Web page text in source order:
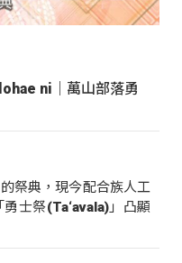
ni｜萬山部落勇
祭典，現今配合族人工
士祭(Ta‘avala)」凸顯